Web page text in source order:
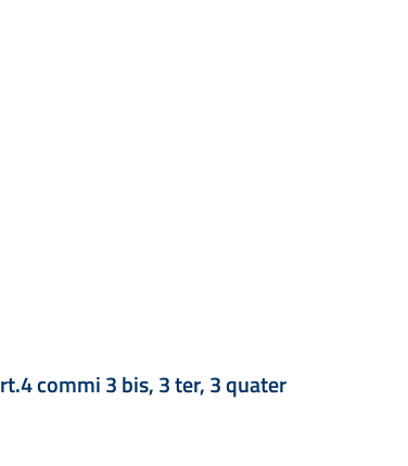
rt.4 commi 3 bis, 3 ter, 3 quater